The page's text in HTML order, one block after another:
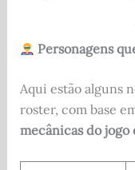
Personagens
Aqui estão alguns
roster, com base
mecânicas do jogo